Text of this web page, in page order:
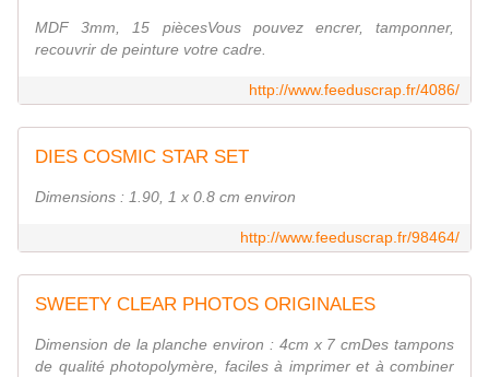
MDF 3mm, 15 piècesVous pouvez encrer, tamponner,
recouvrir de peinture votre cadre.
http://www.feeduscrap.fr/4086/
DIES COSMIC STAR SET
Dimensions : 1.90, 1 x 0.8 cm environ
http://www.feeduscrap.fr/98464/
SWEETY CLEAR PHOTOS ORIGINALES
Dimension de la planche environ : 4cm x 7 cmDes tampons
de qualité photopolymère, faciles à imprimer et à combiner